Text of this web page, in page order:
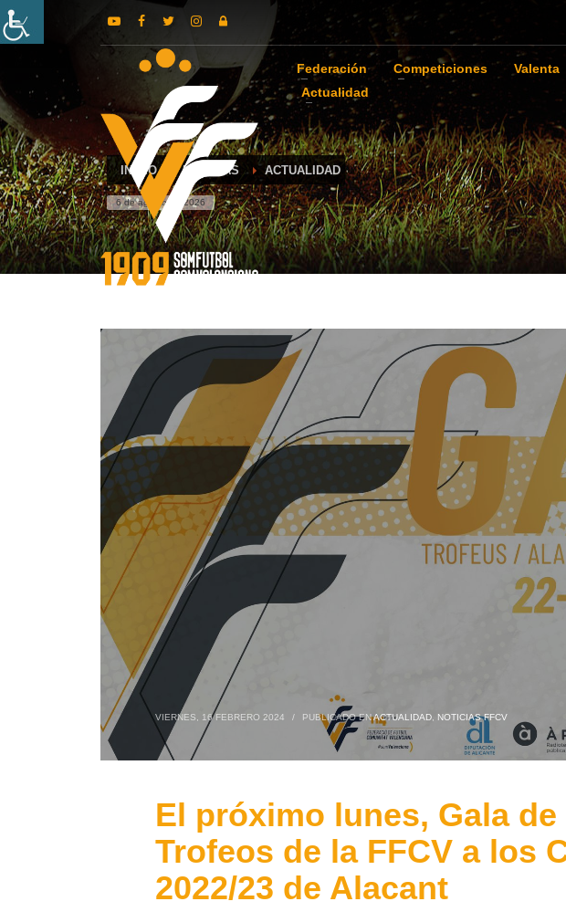
Federación Competiciones Valenta
Actualidad
INICIO NOTICIAS ACTUALIDAD
6 de agosto de 2026
VIERNES, 16 FEBRERO 2024 / PUBLICADO ENACTUALIDAD, NOTICIAS FFCV
El próximo lunes, Gala
Trofeos de la FFCV a los
2022/23 de Alacant